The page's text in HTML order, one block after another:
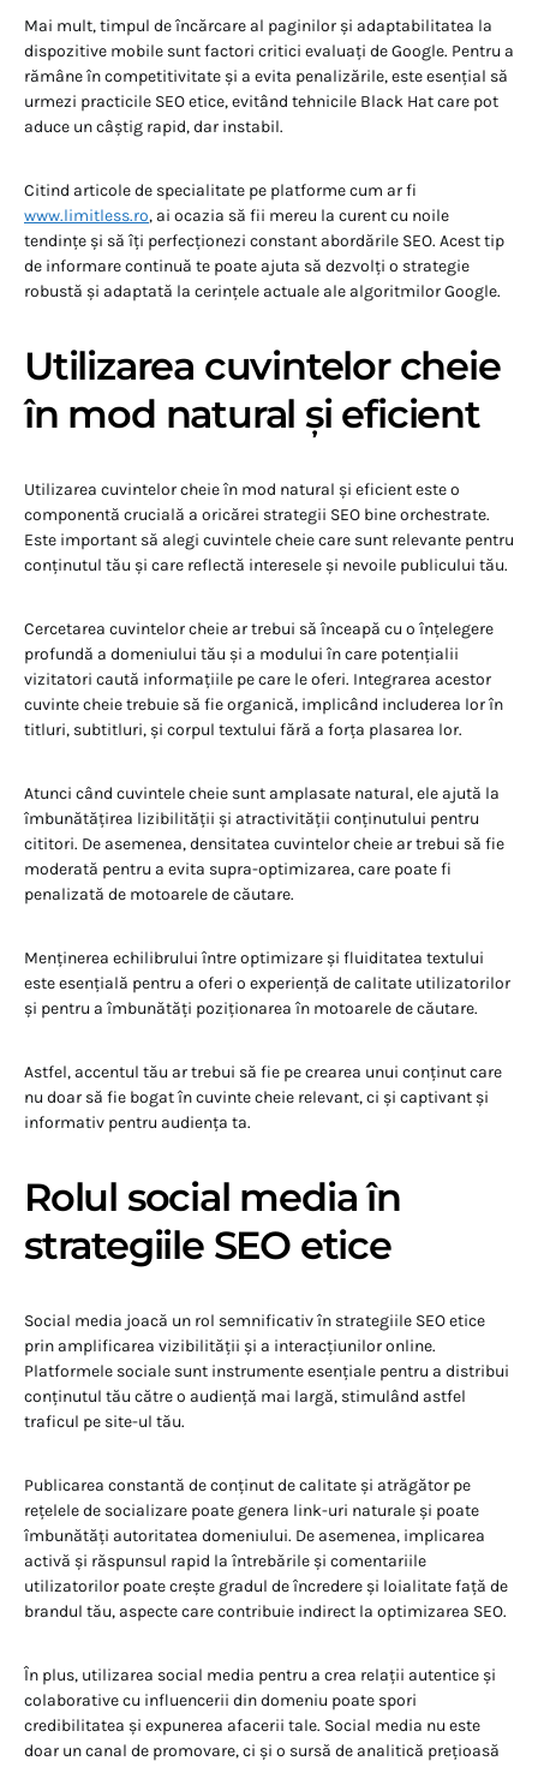
Mai mult, timpul de încărcare al paginilor și adaptabilitatea la
dispozitive mobile sunt factori critici evaluați de Google. Pentru a
rămâne în competitivitate și a evita penalizările, este esențial să
urmezi practicile SEO etice, evitând tehnicile Black Hat care pot
aduce un câștig rapid, dar instabil.
Citind articole de specialitate pe platforme cum ar fi
www.limitless.ro, ai ocazia să fii mereu la curent cu noile
tendințe și să îți perfecționezi constant abordările SEO. Acest tip
de informare continuă te poate ajuta să dezvolți o strategie
robustă și adaptată la cerințele actuale ale algoritmilor Google.
Utilizarea cuvintelor cheie
în mod natural și eficient
Utilizarea cuvintelor cheie în mod natural și eficient este o
componentă crucială a oricărei strategii SEO bine orchestrate.
Este important să alegi cuvintele cheie care sunt relevante pentru
conținutul tău și care reflectă interesele și nevoile publicului tău.
Cercetarea cuvintelor cheie ar trebui să înceapă cu o înțelegere
profundă a domeniului tău și a modului în care potențialii
vizitatori caută informațiile pe care le oferi. Integrarea acestor
cuvinte cheie trebuie să fie organică, implicând includerea lor în
titluri, subtitluri, și corpul textului fără a forța plasarea lor.
Atunci când cuvintele cheie sunt amplasate natural, ele ajută la
îmbunătățirea lizibilității și atractivității conținutului pentru
cititori. De asemenea, densitatea cuvintelor cheie ar trebui să fie
moderată pentru a evita supra-optimizarea, care poate fi
penalizată de motoarele de căutare.
Menținerea echilibrului între optimizare și fluiditatea textului
este esențială pentru a oferi o experiență de calitate utilizatorilor
și pentru a îmbunătăți poziționarea în motoarele de căutare.
Astfel, accentul tău ar trebui să fie pe crearea unui conținut care
nu doar să fie bogat în cuvinte cheie relevant, ci și captivant și
informativ pentru audiența ta.
Rolul social media în
strategiile SEO etice
Social media joacă un rol semnificativ în strategiile SEO etice
prin amplificarea vizibilității și a interacțiunilor online.
Platformele sociale sunt instrumente esențiale pentru a distribui
conținutul tău către o audiență mai largă, stimulând astfel
traficul pe site-ul tău.
Publicarea constantă de conținut de calitate și atrăgător pe
rețelele de socializare poate genera link-uri naturale și poate
îmbunătăți autoritatea domeniului. De asemenea, implicarea
activă și răspunsul rapid la întrebările și comentariile
utilizatorilor poate crește gradul de încredere și loialitate față de
brandul tău, aspecte care contribuie indirect la optimizarea SEO.
În plus, utilizarea social media pentru a crea relații autentice și
colaborative cu influencerii din domeniu poate spori
credibilitatea și expunerea afacerii tale. Social media nu este
doar un canal de promovare, ci și o sursă de analitică prețioasă